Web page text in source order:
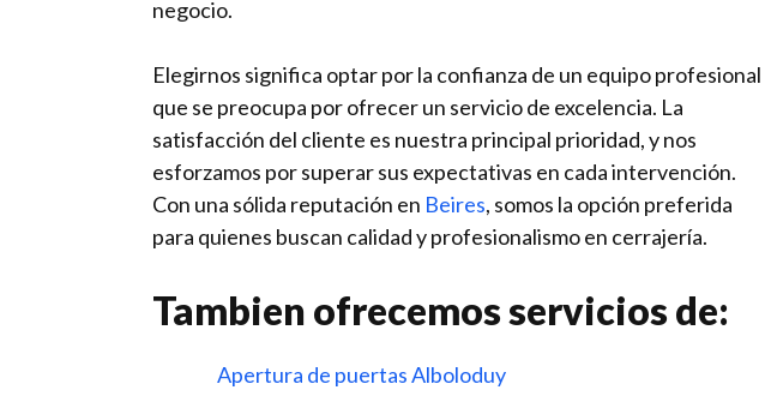
negocio.
Elegirnos significa optar por la confianza de un equipo profesional
que se preocupa por ofrecer un servicio de excelencia. La
satisfacción del cliente es nuestra principal prioridad, y nos
esforzamos por superar sus expectativas en cada intervención.
Con una sólida reputación en Beires, somos la opción preferida
para quienes buscan calidad y profesionalismo en cerrajería.
Tambien ofrecemos servicios de:
Apertura de puertas Alboloduy